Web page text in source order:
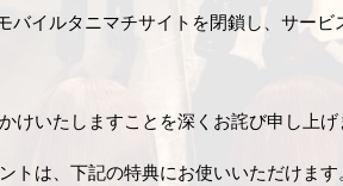
バイルタニマチサイトを閉鎖し、サービ
けいたしますことを深くお詫び申し上げ
トは、下記の特典にお使いいただけます